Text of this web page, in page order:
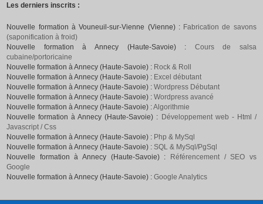
Les derniers inscrits :
Nouvelle formation à Vouneuil-sur-Vienne (Vienne) : Fabrication de savons
(saponification à froid)
Nouvelle formation à Annecy (Haute-Savoie) : Cours de salsa
cubaine/portoricaine
Nouvelle formation à Annecy (Haute-Savoie) : Rock & Roll
Nouvelle formation à Annecy (Haute-Savoie) : Excel débutant
Nouvelle formation à Annecy (Haute-Savoie) :Wordpress Débutant
Nouvelle formation à Annecy (Haute-Savoie) :Wordpress avancé
Nouvelle formation à Annecy (Haute-Savoie) :Algorithmie
Nouvelle formation à Annecy (Haute-Savoie) : Développement web - Html /
Javascript / Css
Nouvelle formation à Annecy (Haute-Savoie) : Php & MySql
Nouvelle formation à Annecy (Haute-Savoie) : SQL & MySql/PgSql
Nouvelle formation à Annecy (Haute-Savoie) :
Référencement / SEO vs
Google
Nouvelle formation à Annecy (Haute-Savoie) :Google Analytics